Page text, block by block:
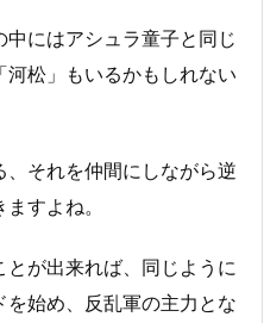
にはアシュラ童子と同じ
河松」もいるかもしれない
それを仲間にしながら逆
すよね。
が出来れば、同じように
始め、反乱軍の主力とな